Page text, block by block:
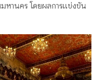
หานคร โดยผลการแข่งขัน